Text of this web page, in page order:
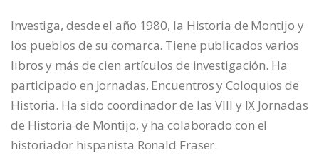
Investiga, desde el año 1980, la Historia de Montijo y
los pueblos de su comarca. Tiene publicados varios
libros y más de cien artículos de investigación. Ha
participado en Jornadas, Encuentros y Coloquios de
Historia. Ha sido coordinador de las VIII y IX Jornadas
de Historia de Montijo, y ha colaborado con el
historiador hispanista Ronald Fraser.